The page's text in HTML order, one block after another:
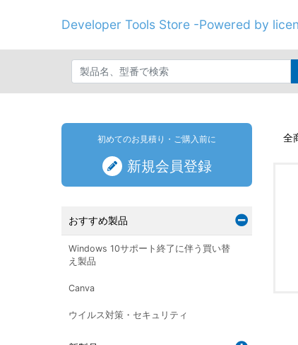
Developer Tools Store -Powered by
全
初めてのお見積り・ご購入前に
新規会員登録
おすすめ製品
Windows 10サポート終了に伴う買い替
え製品
Canva
ウイルス対策・セキュリティ